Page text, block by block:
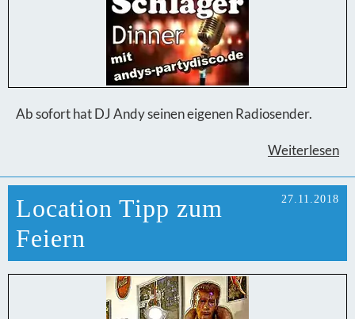
Ab sofort hat DJ Andy seinen eigenen Radiosender.
Weiterlesen
27.11.2018
Location Tipp zum
Feiern